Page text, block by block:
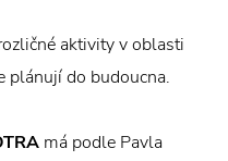
aktivity v oblasti
plánují do budoucna.
má podle Pavla